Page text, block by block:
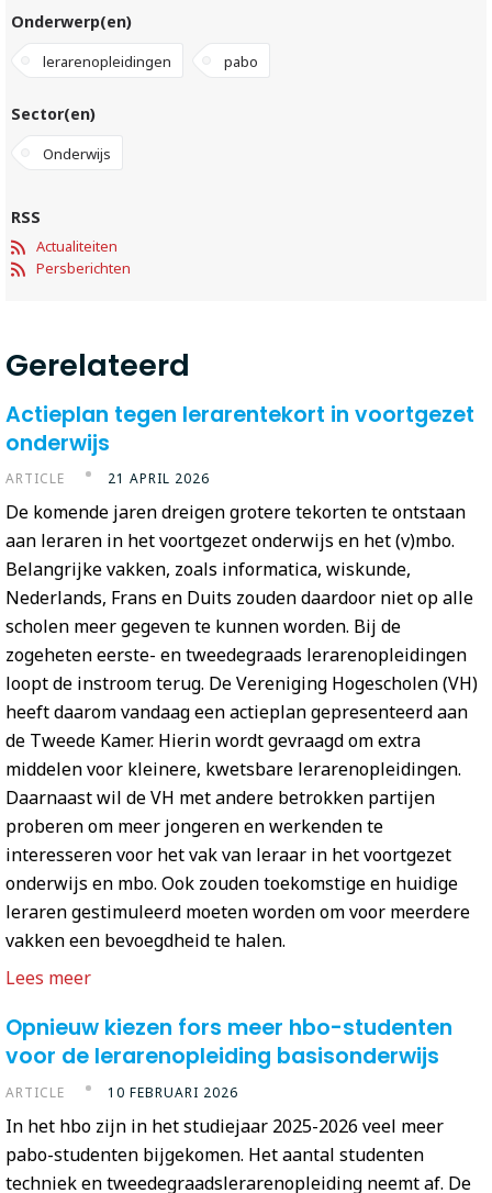
Onderwerp(en)
lerarenopleidingen pabo
Sector(en)
Onderwijs
RSS
Actualiteiten
Persberichten
Gerelateerd
Actieplan tegen lerarentekort in voortgezet
onderwijs
ARTICLE 21 APRIL 2026
De komende jaren dreigen grotere tekorten te ontstaan
aan leraren in het voortgezet onderwijs en het (v)mbo.
Belangrijke vakken, zoals informatica, wiskunde,
Nederlands, Frans en Duits zouden daardoor niet op alle
scholen meer gegeven te kunnen worden. Bij de
zogeheten eerste- en tweedegraads lerarenopleidingen
loopt de instroom terug. De Vereniging Hogescholen (VH)
heeft daarom vandaag een actieplan gepresenteerd aan
de Tweede Kamer. Hierin wordt gevraagd om extra
middelen voor kleinere, kwetsbare lerarenopleidingen.
Daarnaast wil de VH met andere betrokken partijen
proberen om meer jongeren en werkenden te
interesseren voor het vak van leraar in het voortgezet
onderwijs en mbo. Ook zouden toekomstige en huidige
leraren gestimuleerd moeten worden om voor meerdere
vakken een bevoegdheid te halen.
Lees meer
Opnieuw kiezen fors meer hbo-studenten
voor de lerarenopleiding basisonderwijs
ARTICLE 10 FEBRUARI 2026
In het hbo zijn in het studiejaar 2025-2026 veel meer
pabo-studenten bijgekomen. Het aantal studenten
techniek en tweedegraadslerarenopleiding neemt af. De